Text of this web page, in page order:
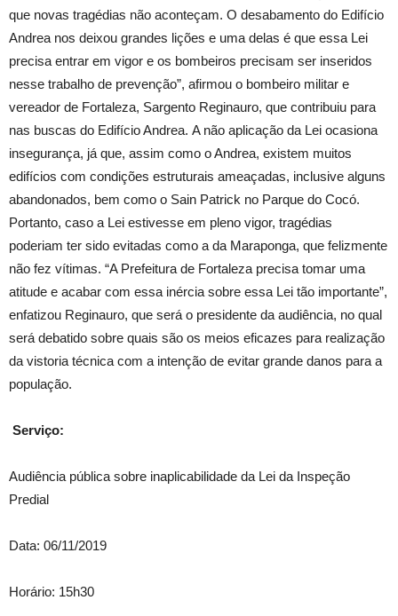
que novas tragédias não aconteçam. O desabamento do Edifício
Andrea nos deixou grandes lições e uma delas é que essa Lei
precisa entrar em vigor e os bombeiros precisam ser inseridos
nesse trabalho de prevenção”, afirmou o bombeiro militar e
vereador de Fortaleza, Sargento Reginauro, que contribuiu para
nas buscas do Edifício Andrea. A não aplicação da Lei ocasiona
insegurança, já que, assim como o Andrea, existem muitos
edifícios com condições estruturais ameaçadas, inclusive alguns
abandonados, bem como o Sain Patrick no Parque do Cocó.
Portanto, caso a Lei estivesse em pleno vigor, tragédias
poderiam ter sido evitadas como a da Maraponga, que felizmente
não fez vítimas. “A Prefeitura de Fortaleza precisa tomar uma
atitude e acabar com essa inércia sobre essa Lei tão importante”,
enfatizou Reginauro, que será o presidente da audiência, no qual
será debatido sobre quais são os meios eficazes para realização
da vistoria técnica com a intenção de evitar grande danos para a
população.
Serviço:
Audiência pública sobre inaplicabilidade da Lei da Inspeção
Predial
Data: 06/11/2019
Horário: 15h30